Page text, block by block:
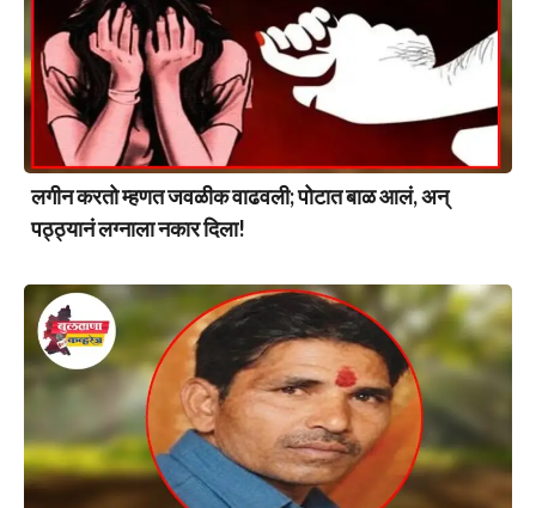
लगीन करतो म्हणत जवळीक वाढवली; पोटात बाळ आलं, अन्
पठ्ठ्यानं लग्नाला नकार दिला!